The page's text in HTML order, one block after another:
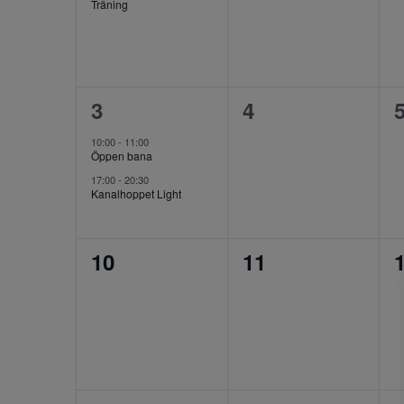
Träning
2
evenemang,
3
10:00- 11:00
Öppen bana
17:00- 20:30
Kanalhoppet Light
0
4
0
0
10
0
11
0